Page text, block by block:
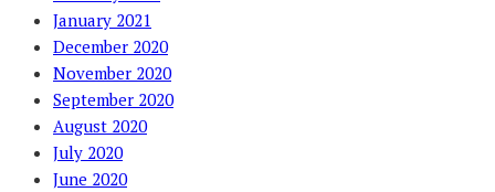
January 2021
December 2020
November 2020
September 2020
August 2020
July 2020
June 2020